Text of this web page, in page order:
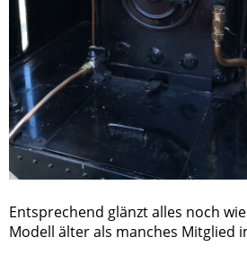
Entsprechend glänzt alles noch
Modell älter als manches Mitglied